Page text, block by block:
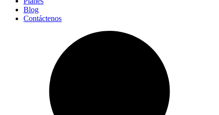
Blog
Contáctenos